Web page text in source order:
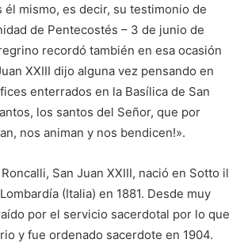
él mismo, es decir, su testimonio de
de Pentecostés – 3 de junio de
recordó también en esa ocasión
XXIII dijo alguna vez pensando en
enterrados en la Basílica de San
los santos del Señor, que por
nos animan y nos bendicen!».
San Juan XXIII, nació en Sotto il
(Italia) en 1881. Desde muy
por el servicio sacerdotal por lo que
y fue ordenado sacerdote en 1904.